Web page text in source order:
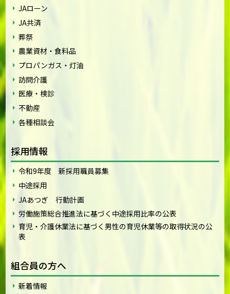
JAローン
JA共済
葬祭
農業資材・食料品
プロパンガス・灯油
訪問介護
医療・検診
不動産
各種相談会
採用情報
令和9年度 新採用職員募集
中途採用
JAあつぎ 行動計画
労働施策総合推進法に基づく中途採用比率の公表
育児・介護休業法に基づく男性の育児休業等の取得状況の公
表
組合員の方へ
新着情報